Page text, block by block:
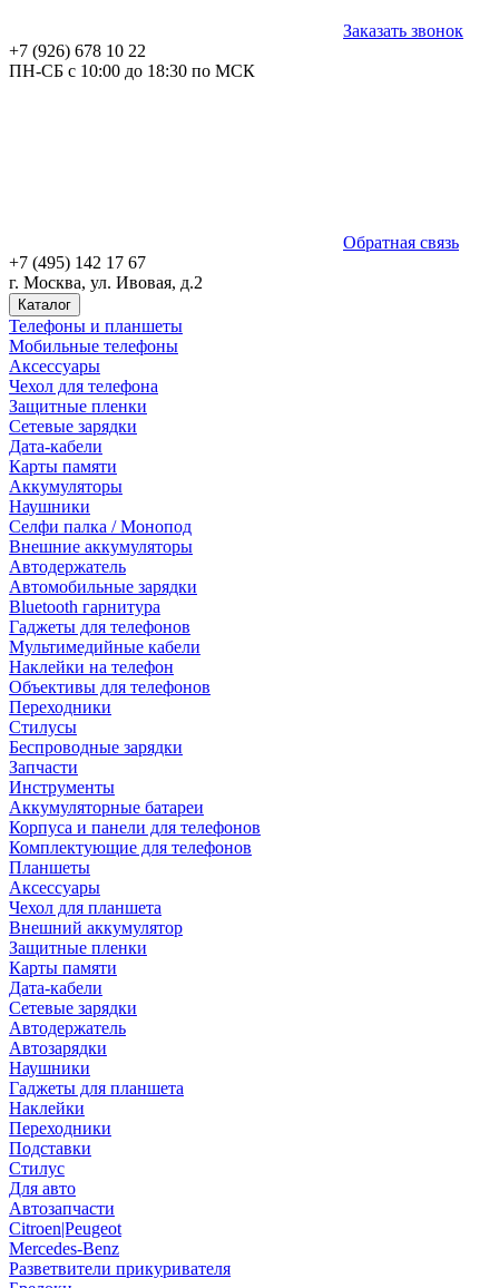
Заказать звонок
+7 (926) 678 10 22
ПН-СБ с 10:00 до 18:30 по МСК
Обратная связь
+7 (495) 142 17 67
г. Москва, ул. Ивовая, д.2
Каталог
Телефоны и планшеты
Мобильные телефоны
Аксессуары
Чехол для телефона
Защитные пленки
Сетевые зарядки
Дата-кабели
Карты памяти
Аккумуляторы
Наушники
Селфи палка / Монопод
Внешние аккумуляторы
Автодержатель
Автомобильные зарядки
Bluetooth гарнитура
Гаджеты для телефонов
Мультимедийные кабели
Наклейки на телефон
Объективы для телефонов
Переходники
Стилусы
Беспроводные зарядки
Запчасти
Инструменты
Аккумуляторные батареи
Корпуса и панели для телефонов
Комплектующие для телефонов
Планшеты
Аксессуары
Чехол для планшета
Внешний аккумулятор
Защитные пленки
Карты памяти
Дата-кабели
Сетевые зарядки
Автодержатель
Автозарядки
Наушники
Гаджеты для планшета
Наклейки
Переходники
Подставки
Стилус
Для авто
Автозапчасти
Citroen|Peugeot
Mercedes-Benz
Разветвители прикуривателя